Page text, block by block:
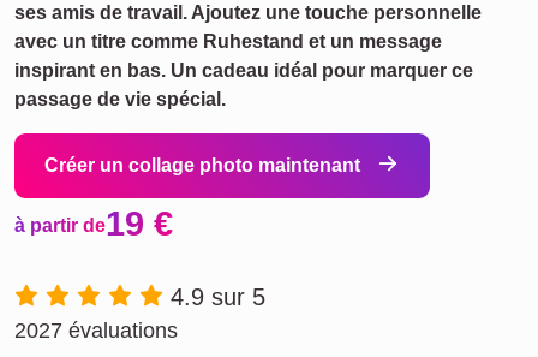
ses amis de travail. Ajoutez une touche personnelle
avec un titre comme Ruhestand et un message
inspirant en bas. Un cadeau idéal pour marquer ce
passage de vie spécial.
Créer un collage photo maintenant
à partir de19 €
4.9 sur 5
2027 évaluations